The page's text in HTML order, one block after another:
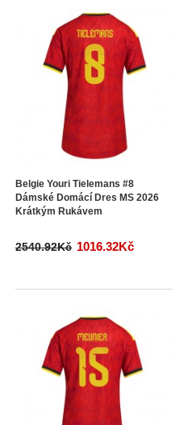
Belgie Youri Tielemans #8
Dámské Domácí Dres MS 2026
Krátkým Rukávem
2540.92Kč 1016.32Kč